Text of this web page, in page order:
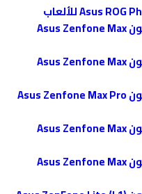
مواصفات و مميزات اسوس زين فون Asus Zenfone Max
مواصفات و مميزات اسوس زين فون Asus Zenfone Max
مواصفات و مميزات اسوس زين فون Asus Zenfone Max Pro
مواصفات و مميزات اسوس زين فون Asus Zenfone Max
مواصفات و مميزات اسوس زين فون Asus Zenfone Max